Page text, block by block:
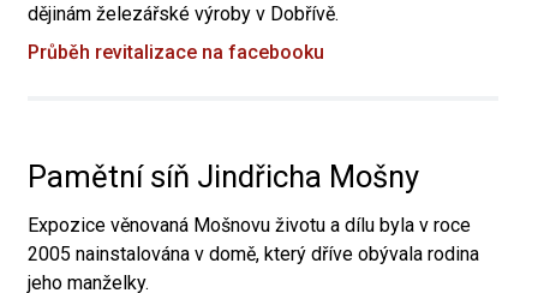
dějinám železářské výroby v Dobřívě.
Průběh revitalizace na facebooku
Pamětní síň Jindřicha Mošny
Expozice věnovaná Mošnovu životu a dílu byla v roce
2005 nainstalována v domě, který dříve obývala rodina
jeho manželky.